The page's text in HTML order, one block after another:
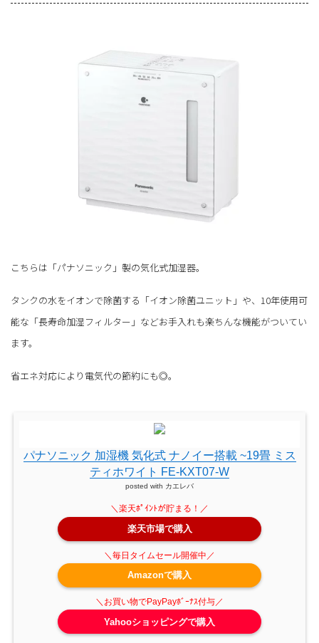
こちらは「パナソニック」製の気化式加湿器。
タンクの水をイオンで除菌する「イオン除菌ユニット」や、10年使用可
能な「長寿命加湿フィルター」などお手入れも楽ちんな機能がついてい
ます。
省エネ対応により電気代の節約にも◎。
パナソニック 加湿機 気化式 ナノイー搭載 ~19畳 ミス
ティホワイト FE-KXT07-W
posted with カエレバ
楽天市場で購入
Amazonで購入
Yahooショッピングで購入